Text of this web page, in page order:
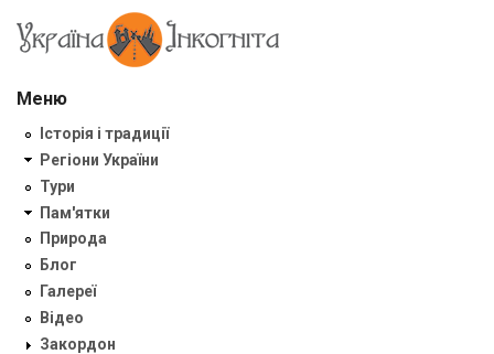
Меню
Історія і традиції
Регіони України
Тури
Пам'ятки
Природа
Блог
Галереї
Відео
Закордон